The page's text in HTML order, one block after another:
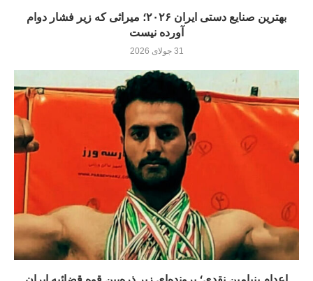
بهترین صنایع دستی ایران ۲۰۲۶؛ میراثی که زیر فشار دوام
آورده نيست
31 جولای 2026